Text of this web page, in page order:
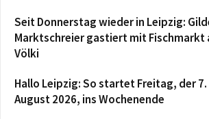
Seit Donnerstag wieder in Leipzig:
Marktschreier gastiert mit Fischmarkt
Völki
Hallo Leipzig: So startet Freitag, der 7.
August 2026, ins Wochenende